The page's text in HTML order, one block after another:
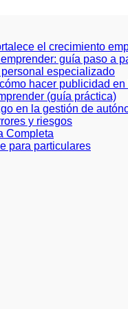
el crecimiento
guía paso a
especializado
hacer publicidad
(guía práctica)
en la gestión de
y riesgos
Completa
para particulares